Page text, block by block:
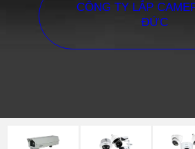
CÔNG TY LẮP
ĐỨC